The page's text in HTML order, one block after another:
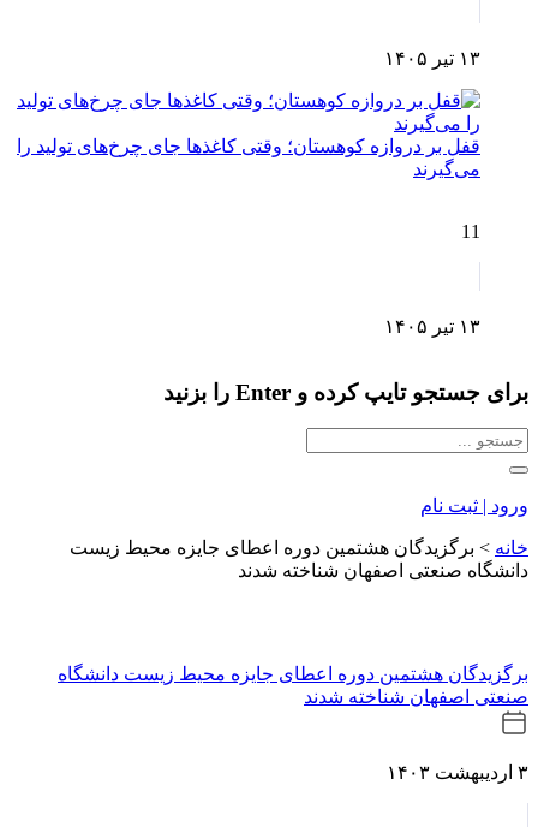
۱۳ تیر ۱۴۰۵
قفل بر دروازه کوهستان؛ وقتی کاغذها جای چرخ‌های تولید را
می‌گیرند
11
۱۳ تیر ۱۴۰۵
برای جستجو تایپ کرده و Enter را بزنید
ورود | ثبت نام
خانه > برگزیدگان هشتمین دوره اعطای جایزه محیط زیست
دانشگاه صنعتی اصفهان شناخته شدند
برگزیدگان هشتمین دوره اعطای جایزه محیط زیست دانشگاه
صنعتی اصفهان شناخته شدند
۳ اردیبهشت ۱۴۰۳